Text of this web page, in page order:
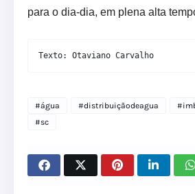
para o dia-dia, em plena alta
Texto: Otaviano Carvalho
#água #distribuiçãodeagua
#sc